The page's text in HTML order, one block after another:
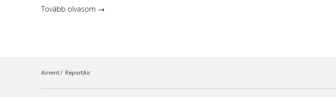
Tovább olvasom →
Airvent ReportAir